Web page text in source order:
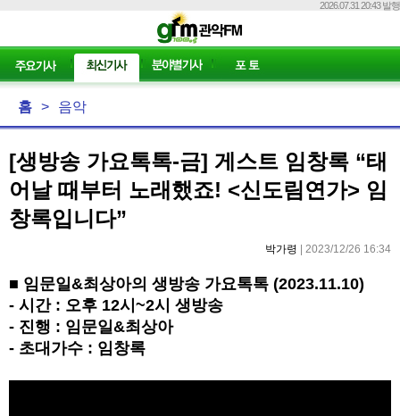
2026.07.31 20:43 발행
홈 > 음악
[생방송 가요톡톡-금] 게스트 임창록 “태
어날 때부터 노래했죠! <신도림연가> 임
창록입니다”
박가령 | 2023/12/26 16:34
■ 임문일&최상아의 생방송 가요톡톡 (2023.11.10)
- 시간 : 오후 12시 ~2시 생방송
- 진행 : 임문일&최상아
- 초대가수 : 임창록